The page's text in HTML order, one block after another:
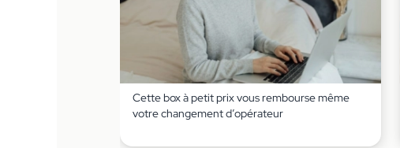
Cette box à petit prix vous rembourse même
votre changement d’opérateur